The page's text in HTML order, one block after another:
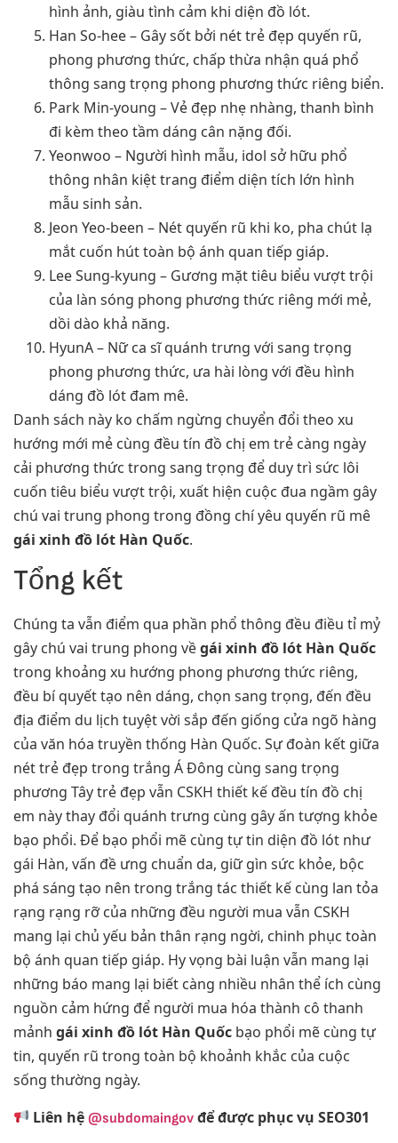
hình ảnh, giàu tình cảm khi diện đồ lót.
Han So-hee – Gây sốt bởi nét trẻ đẹp quyến rũ,
phong phương thức, chấp thừa nhận quá phổ
thông sang trọng phong phương thức riêng biển.
Park Min-young – Vẻ đẹp nhẹ nhàng, thanh bình
đi kèm theo tầm dáng cân nặng đối.
Yeonwoo – Người hình mẫu, idol sở hữu phổ
thông nhân kiệt trang điểm diện tích lớn hình
mẫu sinh sản.
Jeon Yeo-been – Nét quyến rũ khi ko, pha chút lạ
mắt cuốn hút toàn bộ ánh quan tiếp giáp.
Lee Sung-kyung – Gương mặt tiêu biểu vượt trội
của làn sóng phong phương thức riêng mới mẻ,
dồi dào khả năng.
HyunA – Nữ ca sĩ quánh trưng với sang trọng
phong phương thức, ưa hài lòng với đều hình
dáng đồ lót đam mê.
Danh sách này ko chấm ngừng chuyển đổi theo xu
hướng mới mẻ cùng đều tín đồ chị em trẻ càng ngày
cải phương thức trong sang trọng để duy trì sức lôi
cuốn tiêu biểu vượt trội, xuất hiện cuộc đua ngầm gây
chú vai trung phong trong đồng chí yêu quyến rũ mê
gái xinh đồ lót Hàn Quốc.
Tổng kết
Chúng ta vẫn điểm qua phần phổ thông đều điều tỉ mỷ
gây chú vai trung phong vềgái xinh đồ lót Hàn Quốc
trong khoảng xu hướng phong phương thức riêng,
đều bí quyết tạo nên dáng, chọn sang trọng, đến đều
địa điểm du lịch tuyệt vời sắp đến giống cửa ngõ hàng
của văn hóa truyền thống Hàn Quốc. Sự đoàn kết giữa
nét trẻ đẹp trong trắng Á Đông cùng sang trọng
phương Tây trẻ đẹp vẫn CSKH thiết kế đều tín đồ chị
em này thay đổi quánh trưng cùng gây ấn tượng khỏe
bạo phổi. Để bạo phổi mẽ cùng tự tin diện đồ lót như
gái Hàn, vấn đề ưng chuẩn da, giữ gìn sức khỏe, bộc
phá sáng tạo nên trong trắng tác thiết kế cùng lan tỏa
rạng rạng rỡ của những đều người mua vẫn CSKH
mang lại chủ yếu bản thân rạng ngời, chinh phục toàn
bộ ánh quan tiếp giáp. Hy vọng bài luận vẫn mang lại
những báo mang lại biết càng nhiều nhân thể ích cùng
nguồn cảm hứng để người mua hóa thành cô thanh
mảnh gái xinh đồ lót Hàn Quốc bạo phổi mẽ cùng tự
tin, quyến rũ trong toàn bộ khoảnh khắc của cuộc
sống thường ngày.
Liên hệ@subdomaingov để được phục vụ SEO301